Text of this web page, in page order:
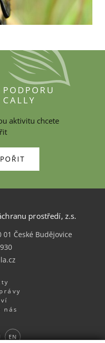
aktivitu chcete
prostředí, z.s.
01 České Budějovice
nás
EN